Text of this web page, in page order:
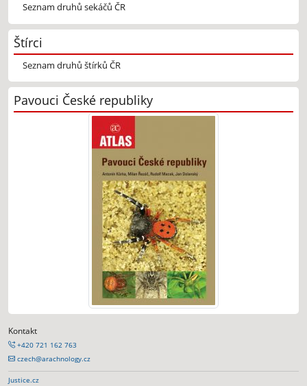
Seznam druhů sekáčů ČR
Štírci
Seznam druhů štírků ČR
Pavouci České republiky
Kontakt
+420 721 162 763
czech@arachnology.cz
Justice.cz